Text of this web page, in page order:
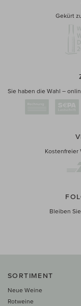
Gekürt
Sie haben die Wahl –
Kostenfreier
Bleiben
SORTIMENT
Neue Weine
Rotweine